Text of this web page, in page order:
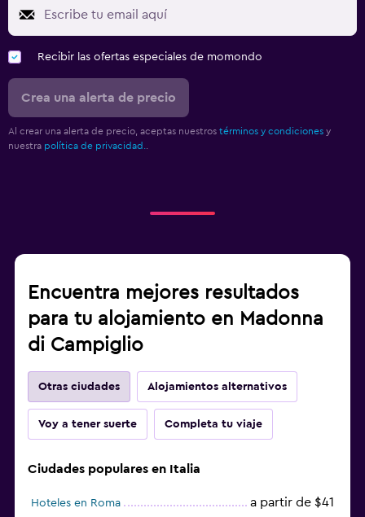
Recibir las ofertas especiales de momondo
Crea una alerta de precio
Al crear una alerta de precio, aceptas nuestros términos y condiciones y
nuestra política de privacidad.
Encuentra mejores resultados
para tu alojamiento en Madonna
di Campiglio
Otras ciudades Alojamientos alternativos
Voy a tener suerte Completa tu viaje
Ciudades populares en Italia
Hoteles en Roma a partir de $41